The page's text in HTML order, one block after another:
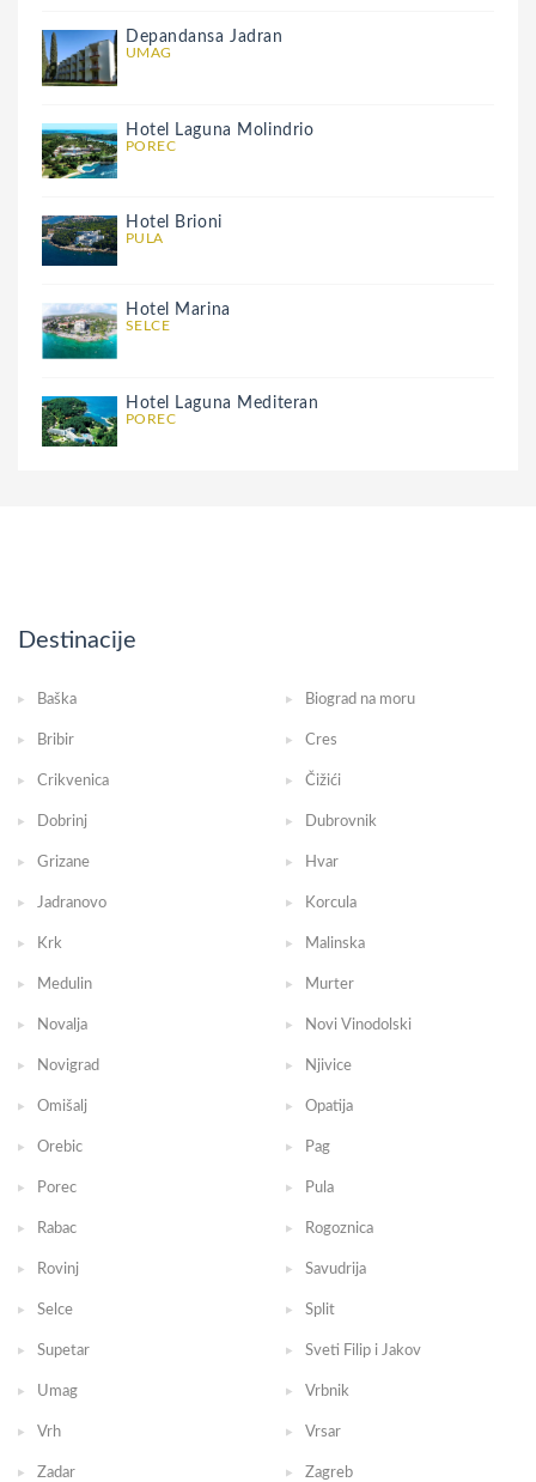
Depandansa Jadran
UMAG
Hotel Laguna Molindrio
POREC
Hotel Brioni
PULA
Hotel Marina
SELCE
Hotel Laguna Mediteran
POREC
Destinacije
Baška Biograd na moru
Bribir Cres
Crikvenica Čižići
Dobrinj Dubrovnik
Grizane Hvar
Jadranovo Korcula
Krk Malinska
Medulin Murter
Novalja Novi Vinodolski
Novigrad Njivice
Omišalj Opatija
Orebic Pag
Porec Pula
Rabac Rogoznica
Rovinj Savudrija
Selce Split
Supetar Sveti Filip i Jakov
Umag Vrbnik
Vrh Vrsar
Zadar Zagreb